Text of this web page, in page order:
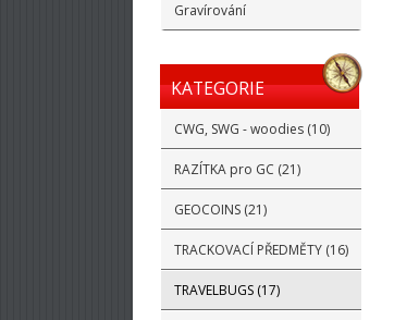
Gravírování
KATEGORIE
CWG, SWG - woodies (10)
RAZÍTKA pro GC (21)
GEOCOINS (21)
TRACKOVACÍ PŘEDMĚTY (16)
TRAVELBUGS (17)